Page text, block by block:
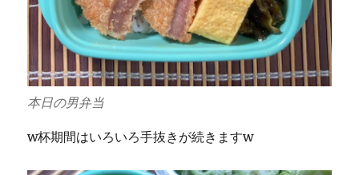
本日の男弁当
w杯期間はいろいろ手抜きが続きますw